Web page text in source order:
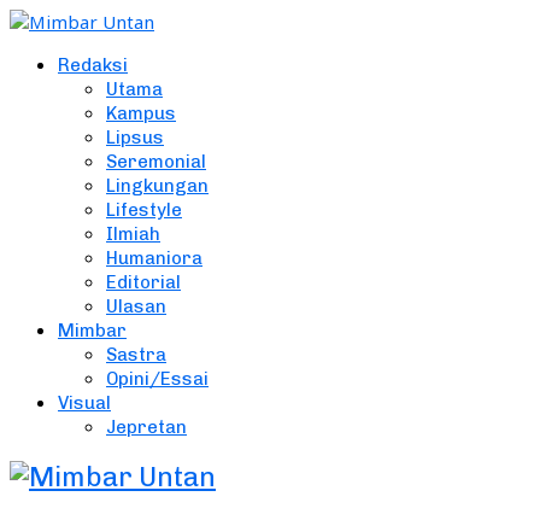
Redaksi
Utama
Kampus
Lipsus
Seremonial
Lingkungan
Lifestyle
Ilmiah
Humaniora
Editorial
Ulasan
Mimbar
Sastra
Opini/Essai
Visual
Jepretan